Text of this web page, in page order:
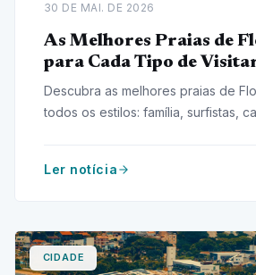
30 DE MAI. DE 2026
As Melhores Praias de
para Cada Tipo de
Descubra as melhores praias de
todos os estilos: família, surfistas,
Ler notícia
CIDADE